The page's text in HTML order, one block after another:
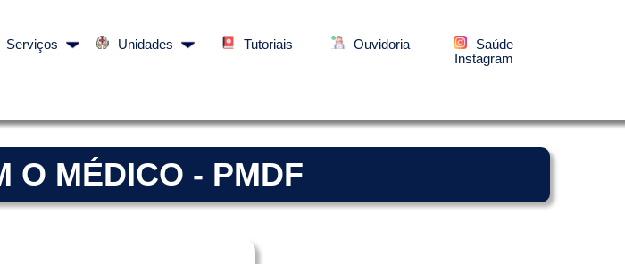
Serviços Unidades Tutoriais Ouvidoria
Saúde
Instagram
O MÉDICO - PMDF